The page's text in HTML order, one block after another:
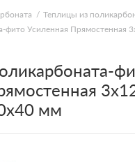
Теплицы из
фито Усиленная Прямостенная
мм